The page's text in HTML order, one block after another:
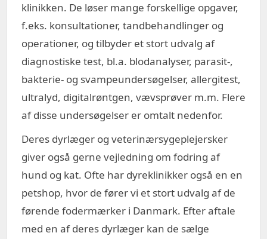
klinikken. De løser mange forskellige opgaver,
f.eks. konsultationer, tandbehandlinger og
operationer, og tilbyder et stort udvalg af
diagnostiske test, bl.a. blodanalyser, parasit-,
bakterie- og svampeundersøgelser, allergitest,
ultralyd, digitalrøntgen, vævsprøver m.m. Flere
af disse undersøgelser er omtalt nedenfor.
Deres dyrlæger og veterinærsygeplejersker
giver også gerne vejledning om fodring af
hund og kat. Ofte har dyreklinikker også en en
petshop, hvor de fører vi et stort udvalg af de
førende fodermærker i Danmark. Efter aftale
med en af deres dyrlæger kan de sælge